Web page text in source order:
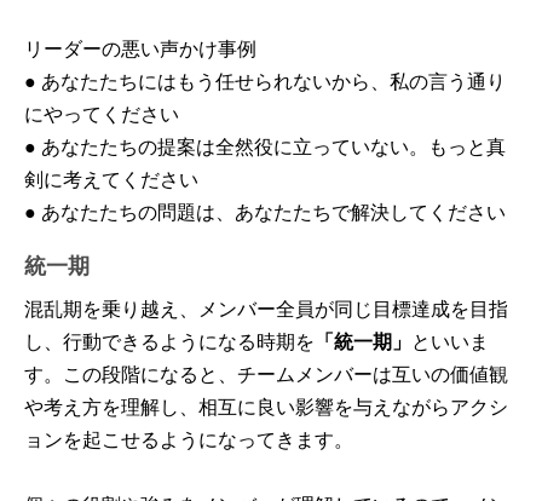
リーダーの悪い声かけ事例
● あなたたちにはもう任せられないから、私の言う通り
にやってください
● あなたたちの提案は全然役に立っていない。もっと真
剣に考えてください
● あなたたちの問題は、あなたたちで解決してください
統一期
混乱期を乗り越え、メンバー全員が同じ目標達成を目指
し、行動できるようになる時期を 「統一期」 といいま
す。この段階になると、チームメンバーは互いの価値観
や考え方を理解し、相互に良い影響を与えながらアクシ
ョンを起こせるようになってきます。